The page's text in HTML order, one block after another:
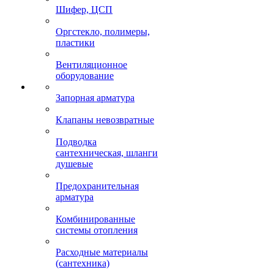
Шифер, ЦСП
Оргстекло, полимеры,
пластики
Вентиляционное
оборудование
Запорная арматура
Клапаны невозвратные
Подводка
сантехническая, шланги
душевые
Предохранительная
арматура
Комбинированные
системы отопления
Расходные материалы
(сантехника)